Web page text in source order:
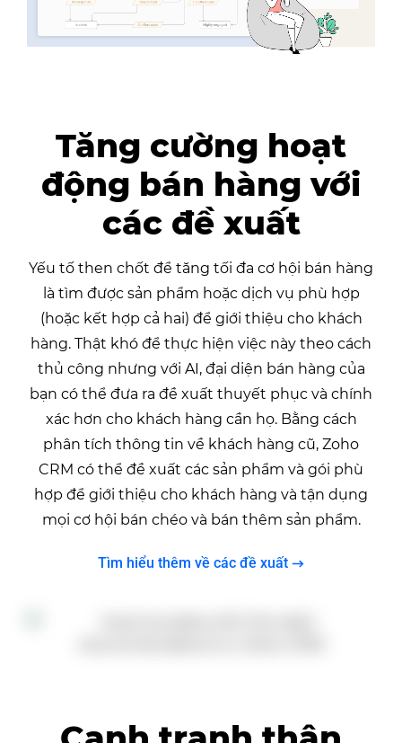
Tăng cường hoạt
động bán hàng với
các đề xuất
Yếu tố then chốt để tăng tối đa cơ hội bán hàng
là tìm được sản phẩm hoặc dịch vụ phù hợp
(hoặc kết hợp cả hai) để giới thiệu cho khách
hàng. Thật khó để thực hiện việc này theo cách
thủ công nhưng với AI, đại diện bán hàng của
bạn có thể đưa ra đề xuất thuyết phục và chính
xác hơn cho khách hàng cần họ. Bằng cách
phân tích thông tin về khách hàng cũ, Zoho
CRM có thể đề xuất các sản phẩm và gói phù
hợp để giới thiệu cho khách hàng và tận dụng
mọi cơ hội bán chéo và bán thêm sản phẩm.
Tìm hiểu thêm về các đề xuất